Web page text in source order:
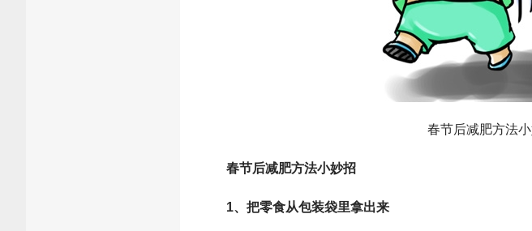
春节后减肥方法
春节后减肥方法小妙招
1、把零食从包装袋里拿出来